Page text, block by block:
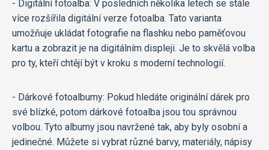
- Digitální fotoalba: V posledních několika letech se stále
více rozšířila digitální verze fotoalba. Tato varianta
umožňuje ukládat fotografie na flashku nebo paměťovou
kartu a zobrazit je na digitálním displeji. Je to skvělá volba
pro ty, kteří chtějí být v kroku s moderní technologií.
- Dárkové fotoalbumy: Pokud hledáte originální dárek pro
své blízké, potom dárkové fotoalba jsou tou správnou
volbou. Tyto albumy jsou navržené tak, aby byly osobní a
jedinečné. Můžete si vybrat různé barvy, materiály, nápisy